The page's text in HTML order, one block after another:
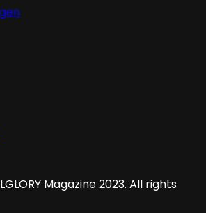
Magazine 2023. All rights